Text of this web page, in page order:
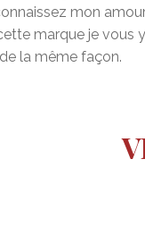
mon
marque je
la même façon.